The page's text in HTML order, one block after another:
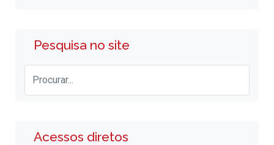
Pesquisa no site
Acessos diretos